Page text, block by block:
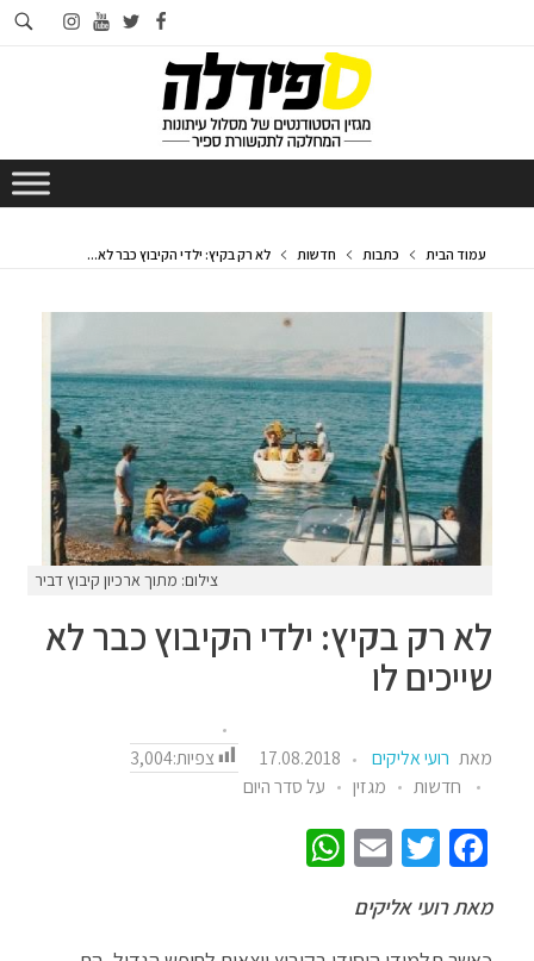
facebook
twitter
youtube
instagram
עמוד הבית כתבות חדשות לא רק בקיץ: ילדי הקיבוץ כבר לא...
צילום: מתוך ארכיון קיבוץ דביר
לא רק בקיץ: ילדי הקיבוץ כבר לא
שייכים לו
מאת רועי אליקים 17.08.2018 צפיות:3,004
חדשות
מגזין על סדר היום
Fa
b
T
wi
tt
E
מאת רועי אליקים